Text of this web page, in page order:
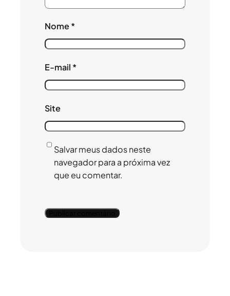
Nome*
E-mail *
Site
Salvar meus dados neste
navegador para a próxima vez
que eu comentar.